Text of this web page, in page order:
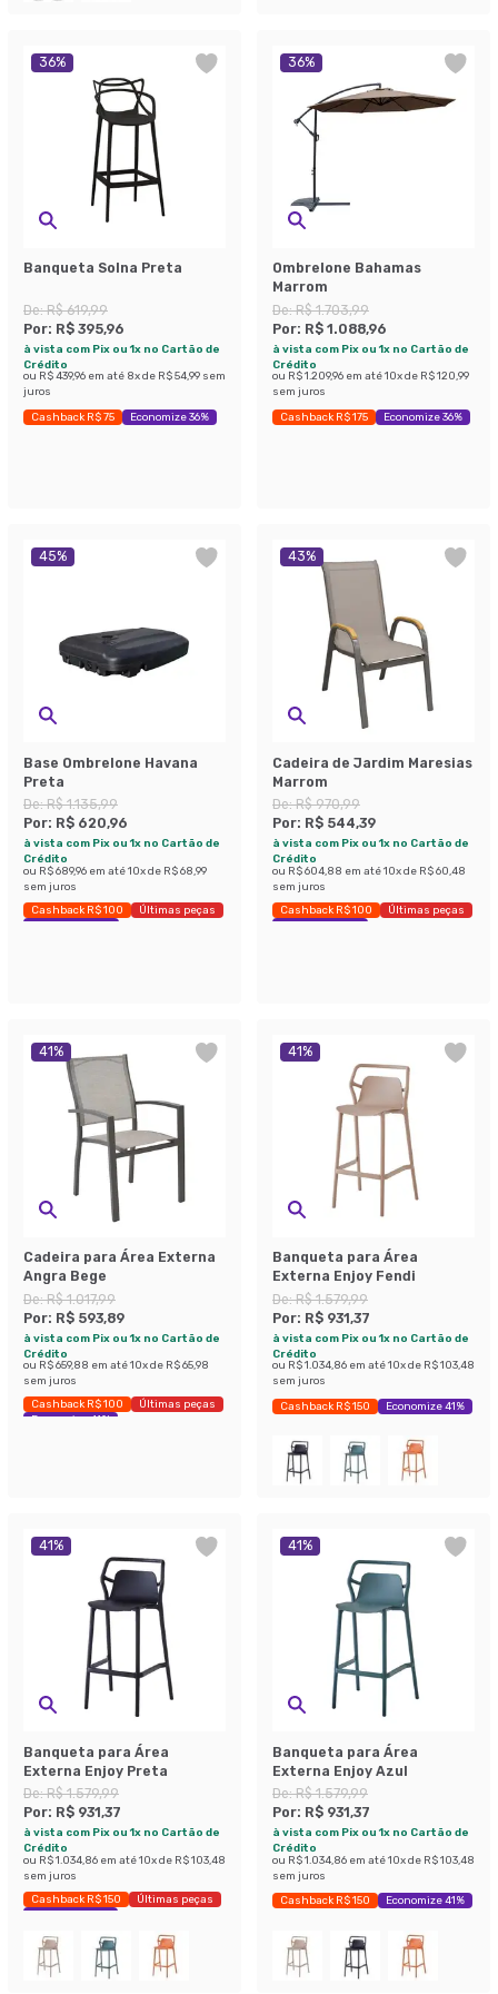
36%
Banqueta Solna Preta
De:R$ 619,99
Por: R$ 395,96
à vista com Pix ou 1x no Cartão de
Crédito
ou R$ 439,96 em até 8x de R$ 54,99 sem
juros
Cashback R$ 75 Economize 36%
36%
Ombrelone Bahamas
Marrom
De:R$ 1.703,99
Por: R$ 1.088,96
à vista com Pix ou 1x no Cartão de
Crédito
ou R$ 1.209,96 em até10x de R$ 120,99
sem juros
Cashback R$ 175 Economize 36%
45%
Base Ombrelone Havana
Preta
De:R$ 1.135,99
Por: R$ 620,96
à vista com Pix ou 1x no Cartão de
Crédito
ou R$ 689,96 em até10x de R$ 68,99
sem juros
Cashback R$ 100
Últimas peças
Economize 45%
43%
Cadeira de Jardim Maresias
Marrom
De:R$ 970,99
Por: R$ 544,39
à vista com Pix ou 1x no Cartão de
Crédito
ou R$ 604,88 em até10x de R$ 60,48
sem juros
Cashback R$ 100
Últimas peças
Economize 43%
41%
Cadeira para Área Externa
Angra Bege
De:R$ 1.017,99
Por: R$ 593,89
à vista com Pix ou 1x no Cartão de
Crédito
ou R$ 659,88 em até10x de R$ 65,98
sem juros
Cashback R$ 100
Últimas peças
Economize 41%
41%
Banqueta para Área
Externa Enjoy Fendi
De:R$ 1.579,99
Por: R$ 931,37
à vista com Pix ou 1x no Cartão de
Crédito
ou R$ 1.034,86 em até10x de R$ 103,48
sem juros
Cashback R$ 150 Economize 41%
41%
Banqueta para Área
Externa Enjoy Preta
De:R$ 1.579,99
Por: R$ 931,37
à vista com Pix ou 1x no Cartão de
Crédito
ou R$ 1.034,86 em até10x de R$ 103,48
sem juros
Cashback R$ 150
Últimas peças
Economize 41%
41%
Banqueta para Área
Externa Enjoy Azul
De:R$ 1.579,99
Por: R$ 931,37
à vista com Pix ou 1x no Cartão de
Crédito
ou R$ 1.034,86 em até10x de R$ 103,48
sem juros
Cashback R$ 150 Economize 41%